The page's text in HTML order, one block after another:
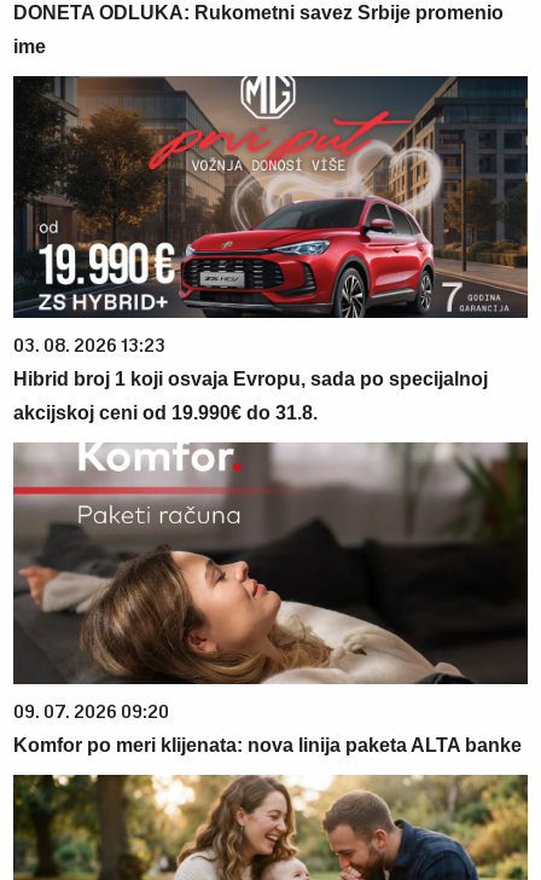
DONETA ODLUKA: Rukometni savez Srbije promenio
ime
03. 08. 2026 13:23
Hibrid broj 1 koji osvaja Evropu, sada po specijalnoj
akcijskoj ceni od 19.990€ do 31.8.
09. 07. 2026 09:20
Komfor po meri klijenata: nova linija paketa ALTA banke